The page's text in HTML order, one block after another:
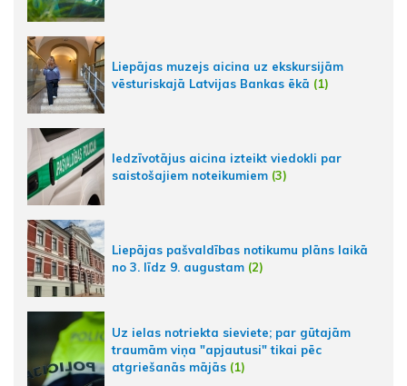
Liepājas muzejs aicina uz ekskursijām
vēsturiskajā Latvijas Bankas ēkā (1)
Iedzīvotājus aicina izteikt viedokli par
saistošajiem noteikumiem (3)
Liepājas pašvaldības notikumu plāns laikā
no 3. līdz 9. augustam (2)
Uz ielas notriekta sieviete; par gūtajām
traumām viņa "apjautusi" tikai pēc
atgriešanās mājās (1)